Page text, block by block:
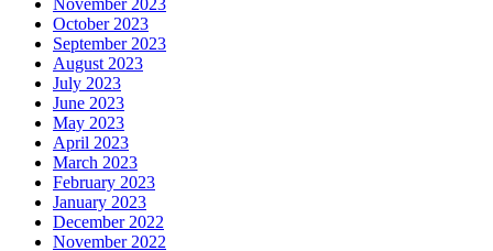
November 2023
October 2023
September 2023
August 2023
July 2023
June 2023
May 2023
April 2023
March 2023
February 2023
January 2023
December 2022
November 2022